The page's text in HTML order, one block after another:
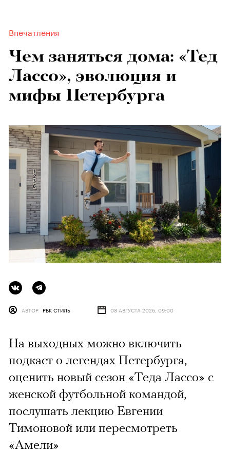
Впечатления
Чем заняться дома: «Тед
Лассо», эволюция и
мифы Петербурга
АВТОР РБК СТИЛЬ 08 АВГУСТА 2026, 09:00
На выходных можно включить
подкаст о легендах Петербурга,
оценить новый сезон «Теда Лассо» с
женской футбольной командой,
послушать лекцию Евгении
Тимоновой или пересмотреть
«Амели»